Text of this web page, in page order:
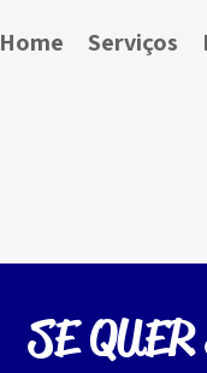
Home Serviços
SE